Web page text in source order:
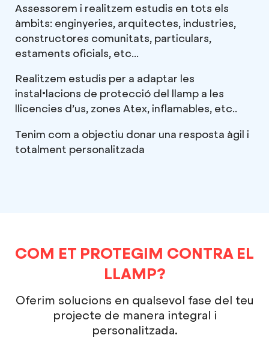
Assessorem i realitzem estudis en tots els
àmbits: enginyeries, arquitectes, industries,
constructores comunitats, particulars,
estaments oficials, etc...
Realitzem estudis per a adaptar les
instal•lacions de protecció del llamp a les
llicencies d’us, zones Atex, inflamables, etc..
Tenim com a objectiu donar una resposta àgil i
totalment personalitzada
COM ET PROTEGIM CONTRA EL
LLAMP?
Oferim solucions en qualsevol fase del teu
projecte de manera integral i
personalitzada.